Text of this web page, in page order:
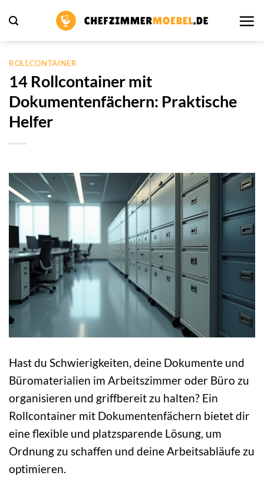
Inhalt
springen
ROLLCONTAINER
14 Rollcontainer mit
Dokumentenfächern: Praktische
Helfer
Hast du Schwierigkeiten, deine Dokumente und
Büromaterialien im Arbeitszimmer oder Büro zu
organisieren und griffbereit zu halten? Ein
Rollcontainer mit Dokumentenfächern bietet dir
eine flexible und platzsparende Lösung, um
Ordnung zu schaffen und deine Arbeitsabläufe zu
optimieren.